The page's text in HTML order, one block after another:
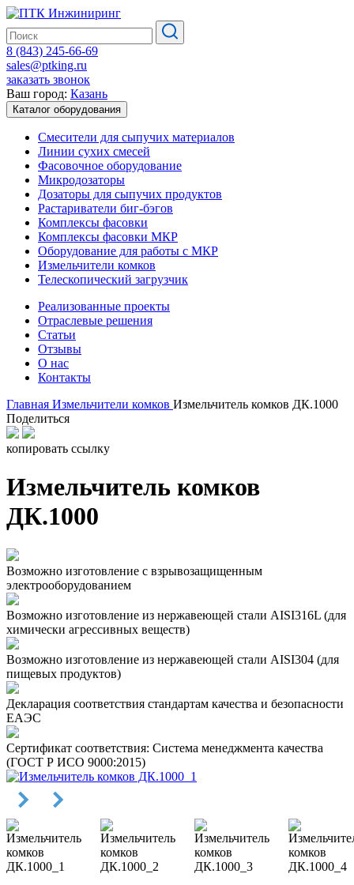
8 (843) 245-66-69
sales@ptking.ru
заказать звонок
Ваш город: Казань
Каталог оборудования
Смесители для сыпучих материалов
Линии сухих смесей
Фасовочное оборудование
Микродозаторы
Дозаторы для сыпучих продуктов
Растариватели биг-бэгов
Комплексы фасовки
Комплексы фасовки МКР
Оборудование для работы с МКР
Измельчители комков
Телескопический загрузчик
Реализованные проекты
Отраслевые решения
Статьи
Отзывы
О нас
Контакты
Главная Измельчители комков Измельчитель комков ДК.1000
Поделиться
копировать ссылку
Измельчитель комков
ДК.1000
Возможно изготовление с взрывозащищенным
электрооборудованием
Возможно изготовление из нержавеющей стали AISI316L (для
химически агрессивных веществ)
Возможно изготовление из нержавеющей стали AISI304 (для
пищевых продуктов)
Декларация соответствия стандартам качества и безопасности
ЕАЭС
Сертификат соответствия: Система менеджмента качества
(ГОСТ Р ИСО 9000:2015)